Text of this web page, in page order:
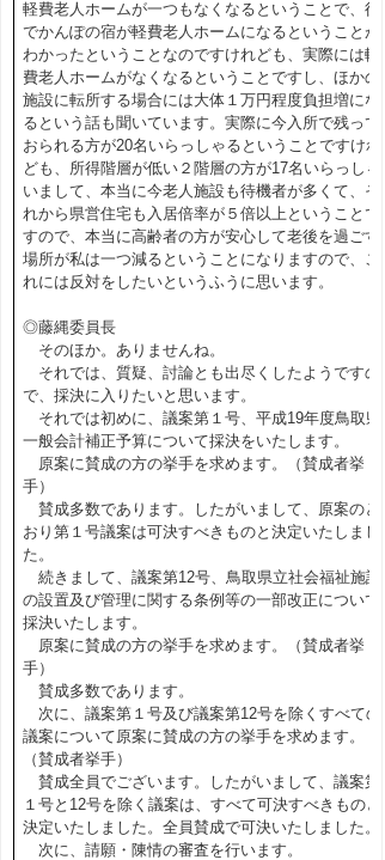
軽費老人ホームが一つもなくなるということで、後
でかんぽの宿が軽費老人ホームになるということが
わかったということなのですけれども、実際には軽
費老人ホームがなくなるということですし、ほかの
施設に転所する場合には大体１万円程度負担増にな
るという話も聞いています。実際に今入所で残って
おられる方が20名いらっしゃるということですけれ
ども、所得階層が低い２階層の方が17名いらっしゃ
いまして、本当に今老人施設も待機者が多くて、そ
れから県営住宅も入居倍率が５倍以上ということで
すので、本当に高齢者の方が安心して老後を過ごす
場所が私は一つ減るということになりますので、こ
れには反対をしたいというふうに思います。
◎藤縄委員長
そのほか。ありませんね。
それでは、質疑、討論とも出尽くしたようですの
で、採決に入りたいと思います。
それでは初めに、議案第１号、平成19年度鳥取県
一般会計補正予算について採決をいたします。
原案に賛成の方の挙手を求めます。（賛成者挙
手）
賛成多数であります。したがいまして、原案のと
おり第１号議案は可決すべきものと決定いたしまし
た。
続きまして、議案第12号、鳥取県立社会福祉施設
の設置及び管理に関する条例等の一部改正について
採決いたします。
原案に賛成の方の挙手を求めます。（賛成者挙
手）
賛成多数であります。
次に、議案第１号及び議案第12号を除くすべての
議案について原案に賛成の方の挙手を求めます。
（賛成者挙手）
賛成全員でございます。したがいまして、議案第
１号と12号を除く議案は、すべて可決すべきものと
決定いたしました。全員賛成で可決いたしました。
次に、請願・陳情の審査を行います。